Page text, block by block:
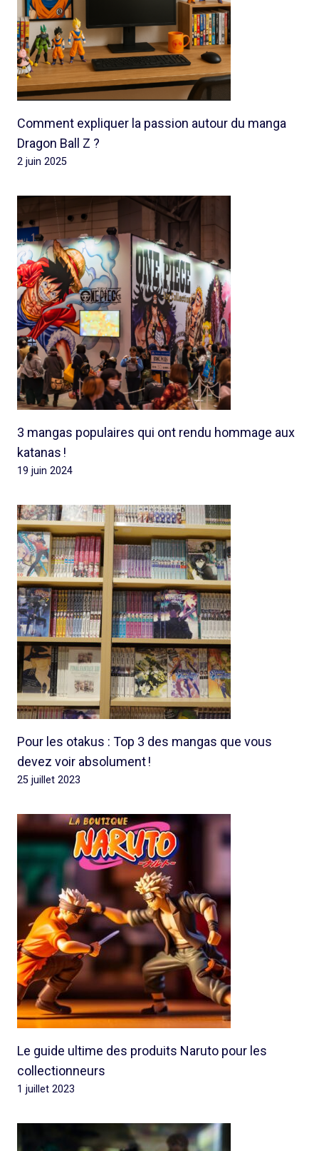
Comment expliquer la passion autour du manga
Dragon Ball Z ?
2 juin 2025
3 mangas populaires qui ont rendu hommage aux
katanas !
19 juin 2024
Pour les otakus : Top 3 des mangas que vous
devez voir absolument !
25 juillet 2023
Le guide ultime des produits Naruto pour les
collectionneurs
1 juillet 2023